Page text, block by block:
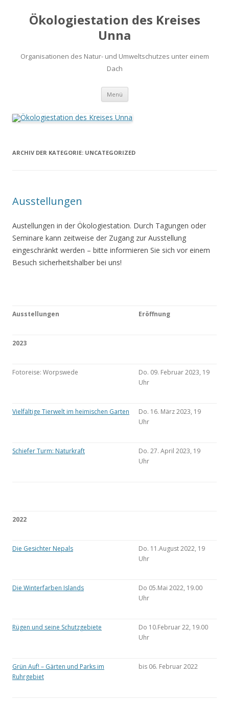
Ökologiestation des Kreises
Unna
Organisationen des Natur- und Umweltschutzes unter einem
Dach
Menü Zum
springen
ARCHIV DER KATEGORIE: UNCATEGORIZED
Ausstellungen
Austellungen in der Ökologiestation. Durch Tagungen oder
Seminare kann zeitweise der Zugang zur Ausstellung
eingeschränkt werden – bitte informieren Sie sich vor einem
Besuch sicherheitshalber bei uns!
Ausstellungen Eröffnung
2023
Fotoreise: Worpswede
Do. 09. Februar 2023, 19
Uhr
Vielfältige Tierwelt im heimischen Garten
Do. 16. März 2023, 19
Uhr
Schiefer Turm: Naturkraft
Do. 27. April 2023, 19
Uhr
2022
Die Gesichter Nepals
Do. 11.August 2022, 19
Uhr
Die Winterfarben Islands
Do 05.Mai 2022, 19.00
Uhr
Rügen und seine Schutzgebiete
Do 10.Februar 22, 19.00
Uhr
Grün Auf! – Gärten und Parks im
Ruhrgebiet
bis 06. Februar 2022